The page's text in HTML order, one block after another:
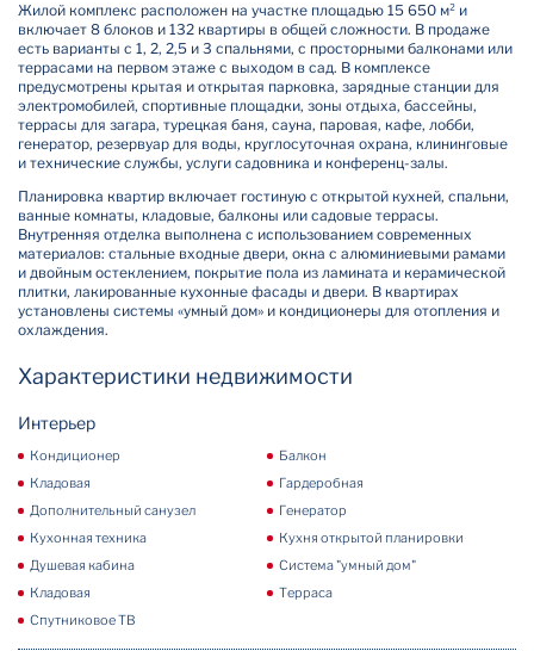
Жилой комплекс расположен на участке площадью 15 650 м² и
включает 8 блоков и 132 квартиры в общей сложности. В продаже
есть варианты с 1, 2, 2,5 и 3 спальнями, с просторными балконами или
террасами на первом этаже с выходом в сад. В комплексе
предусмотрены крытая и открытая парковка, зарядные станции для
электромобилей, спортивные площадки, зоны отдыха, бассейны,
террасы для загара, турецкая баня, сауна, паровая, кафе, лобби,
генератор, резервуар для воды, круглосуточная охрана, клининговые
и технические службы, услуги садовника и конференц-залы.
Планировка квартир включает гостиную с открытой кухней, спальни,
ванные комнаты, кладовые, балконы или садовые террасы.
Внутренняя отделка выполнена с использованием современных
материалов: стальные входные двери, окна с алюминиевыми рамами
и двойным остеклением, покрытие пола из ламината и керамической
плитки, лакированные кухонные фасады и двери. В квартирах
установлены системы «умный дом» и кондиционеры для отопления и
охлаждения.
Характеристики недвижимости
Интерьер
Кондиционер
Балкон
Кладовая
Гардеробная
Дополнительный санузел
Генератор
Кухонная техника
Кухня открытой планировки
Душевая кабина
Система "умный дом"
Кладовая
Терраса
Спутниковое ТВ